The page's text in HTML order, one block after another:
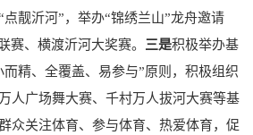
靓沂河”，举办“锦绣兰山”龙舟邀请
赛、横渡沂河大奖赛。 三是积极举办基
精、全覆盖、易参与”原则，积极组织
人广场舞大赛、千村万人拔河大赛等基
众关注体育、参与体育、热爱体育，促